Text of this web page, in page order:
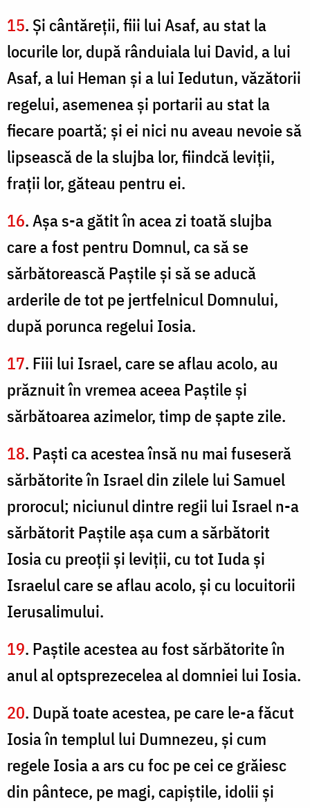
15. Şi cântăreţii, fiii lui Asaf, au stat la
locurile lor, după rânduiala lui David, a lui
Asaf, a lui Heman şi a lui Iedutun, văzătorii
regelui, asemenea şi portarii au stat la
fiecare poartă; şi ei nici nu aveau nevoie să
lipsească de la slujba lor, fiindcă leviţii,
fraţii lor, găteau pentru ei.
16. Aşa s-a gătit în acea zi toată slujba
care a fost pentru Domnul, ca să se
sărbătorească Paştile şi să se aducă
arderile de tot pe jertfelnicul Domnului,
după porunca regelui Iosia.
17. Fiii lui Israel, care se aflau acolo, au
prăznuit în vremea aceea Paştile şi
sărbătoarea azimelor, timp de şapte zile.
18. Paşti ca acestea însă nu mai fuseseră
sărbătorite în Israel din zilele lui Samuel
prorocul; niciunul dintre regii lui Israel n-a
sărbătorit Paştile aşa cum a sărbătorit
Iosia cu preoţii şi leviţii, cu tot Iuda şi
Israelul care se aflau acolo, şi cu locuitorii
Ierusalimului.
19. Paştile acestea au fost sărbătorite în
anul al optsprezecelea al domniei lui Iosia.
20. După toate acestea, pe care le-a făcut
Iosia în templul lui Dumnezeu, şi cum
regele Iosia a ars cu foc pe cei ce grăiesc
din pântece, pe magi, capiştile, idolii şi